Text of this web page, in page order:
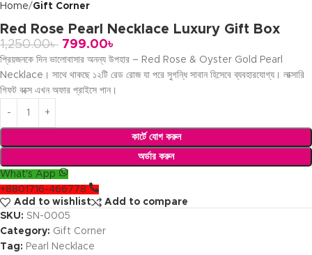
Home Gift Corner
Red Rose Pearl Necklace Luxury Gift Box
1,250.00৳ 799.00৳
প্রিয়জনকে দিন ভালোবাসার অনন্য উপহার – Red Rose & Oyster Gold Pearl
Necklace। সাথে থাকছে ১২টি রেড রোজ যা পরে সুগন্ধি সাবান হিসেবে ব্যবহারযোগ্য। লাক্সারি
গিফট বক্সে এখন অফার প্রাইসে পান।
কার্টে যোগ করুন
অর্ডার করুন
What's App
+8801716-466778
Add to wishlist
Add to compare
SKU: SN-0005
Category: Gift Corner
Tag: Pearl Necklace